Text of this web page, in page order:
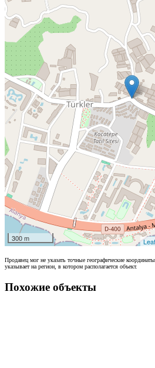
300 m
Продавец мог не указать точные географические
указывает на регион, в котором располагается объект.
Похожие объекты